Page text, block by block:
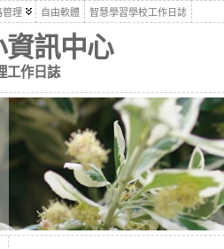
管理 自由軟體 智慧學習學校工作日誌
訊中心
工作日誌